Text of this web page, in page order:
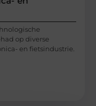
op diverse
en fietsindustrie.